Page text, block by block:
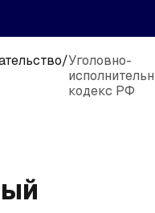
/Уголовно-
кодекс РФ